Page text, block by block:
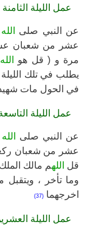
عمل الليلة
عن النبي صلى الله
عشر من شعبان
مرة و ( قل هو
الله
يطلب في تلك
في الحول مات
عمل الليلة
عن النبي صلى الله
عشر من شعبان
قل اللهم مالك
وما تأخر ، ويتقبل
اخرجهما (37)
عمل الليلة